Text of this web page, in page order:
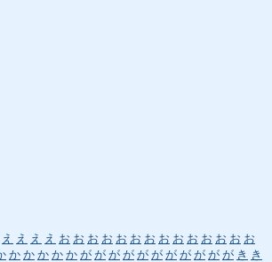
え え え え お お お お お お お お お お お お お お
か か か か か が が が が が が が が が が が き き